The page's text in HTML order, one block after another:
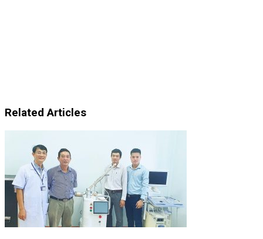
Related Articles